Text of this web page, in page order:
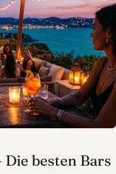
besten Bars